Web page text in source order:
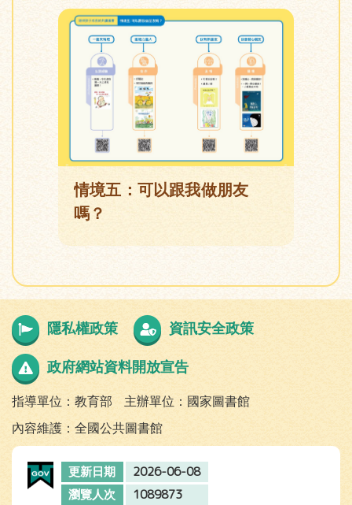
情境五：可以跟我做朋友
嗎？
隱私權政策 資訊安全政策
政府網站資料開放宣告
指導單位：教育部
主辦單位：國家圖書館
內容維護：全國公共圖書館
更新日期 2026-06-08
瀏覽人次 1089873